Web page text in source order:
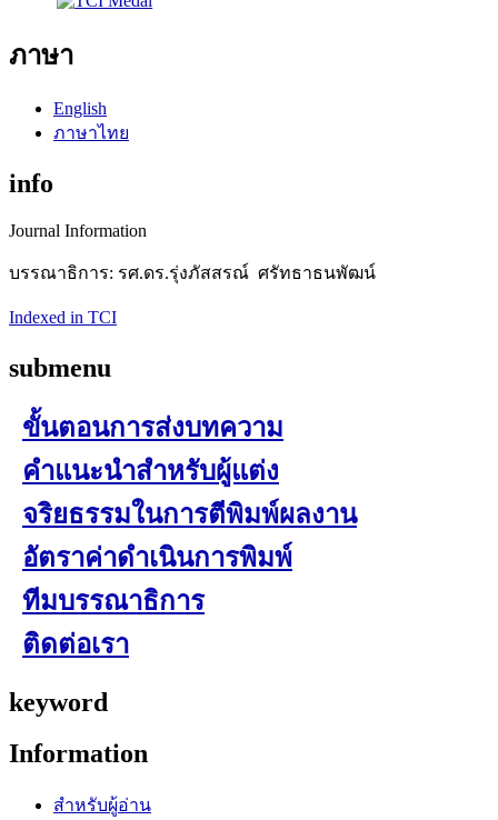
ภาษา
English
ภาษาไทย
info
Journal Information
บรรณาธิการ: รศ.ดร.รุ่งภัสสรณ์ ศรัทธาธนพัฒน์
Indexed in TCI
submenu
ขั้นตอนการส่งบทความ
คำแนะนำสำหรับผู้แต่ง
จริยธรรมในการตีพิมพ์ผลงาน
อัตราค่าดำเนินการพิมพ์
ทีมบรรณาธิการ
ติดต่อเรา
keyword
Information
สำหรับผู้อ่าน